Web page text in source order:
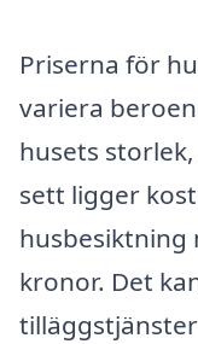
Priserna för
variera
husets
sett ligger
husbesiktning
kronor. Det